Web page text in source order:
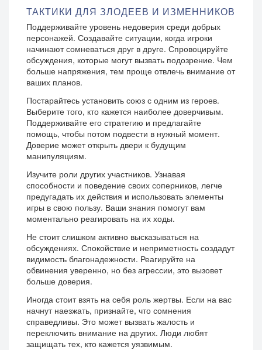
ТАКТИКИ ДЛЯ ЗЛОДЕЕВ И ИЗМЕННИКОВ
Поддерживайте уровень недоверия среди добрых
персонажей. Создавайте ситуации, когда игроки
начинают сомневаться друг в друге. Спровоцируйте
обсуждения, которые могут вызвать подозрение. Чем
больше напряжения, тем проще отвлечь внимание от
ваших планов.
Постарайтесь установить союз с одним из героев.
Выберите того, кто кажется наиболее доверчивым.
Поддерживайте его стратегию и предлагайте
помощь, чтобы потом подвести в нужный момент.
Доверие может открыть двери к будущим
манипуляциям.
Изучите роли других участников. Узнавая
способности и поведение своих соперников, легче
предугадать их действия и использовать элементы
игры в свою пользу. Ваши знания помогут вам
моментально реагировать на их ходы.
Не стоит слишком активно высказываться на
обсуждениях. Спокойствие и неприметность создадут
видимость благонадежности. Реагируйте на
обвинения уверенно, но без агрессии, это вызовет
больше доверия.
Иногда стоит взять на себя роль жертвы. Если на вас
начнут наезжать, признайте, что сомнения
справедливы. Это может вызвать жалость и
переключить внимание на других. Люди любят
защищать тех, кто кажется уязвимым.